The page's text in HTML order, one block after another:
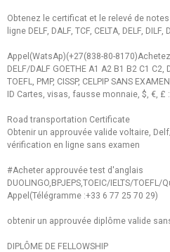
Obtenez le certificat et le relevé de
ligne DELF, DALF, TCF, CELTA, DELF,
Appel(WatsAp)(+27(838-80-
DELF/DALF GOETHE A1 A2 B1 B2 C1 C2,
TOEFL, PMP, CISSP, CELPIP SANS
ID Cartes, visas, fausse monnaie, $, €, £ :
Road transportation Certificate
Obtenir un approuvée valide voltaire,
vérification en ligne sans examen
#Acheter approuvée test d'anglais
DUOLINGO,BPJEPS,TOEIC/IELTS/
Appel(Télégramme :+33 6 77 25 70 29)
obtenir un approuvée diplôme valide
DIPLÔME DE FELLOWSHIP